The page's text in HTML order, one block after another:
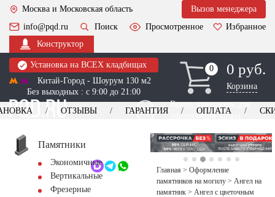
Москва и Московская область
Вызов менеджера
info@pqd.ru
Поиск Просмотренное
Избранное
Конструктор
Установка на ВСЕХ кладбищах
Китай-Город - Шоурум 130 м2
Без выходных : с 9:00 до 21:00
0
0 0 руб.
Корзина
Выезд менеджера для
оформления заказа
+7 (495) 518-44-23
Обратный звонок
ОТЗЫВЫ ГАРАНТИЯ ОПЛАТА
Памятники
Экономичные
Вертикальные
Фрезерные
Главная > Оформление
памятников на могилу > Ангел на
памятник > Ангел с цветочным